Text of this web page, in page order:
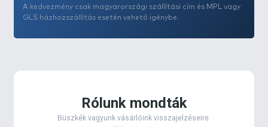
A kedvezmény csak magyarországi szállítási cím és MPL vagy
GLS házhozszállítás esetén vehető igénybe.